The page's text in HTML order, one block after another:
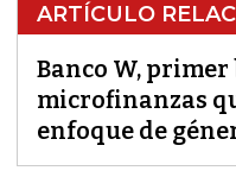
ARTÍCULO
Banco W, primer
microfinanzas
enfoque de